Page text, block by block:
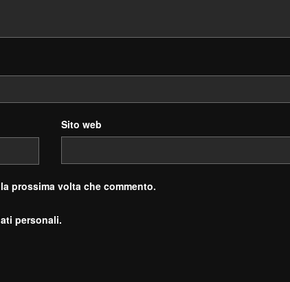
Sito web
prossima volta che commento.
personali.